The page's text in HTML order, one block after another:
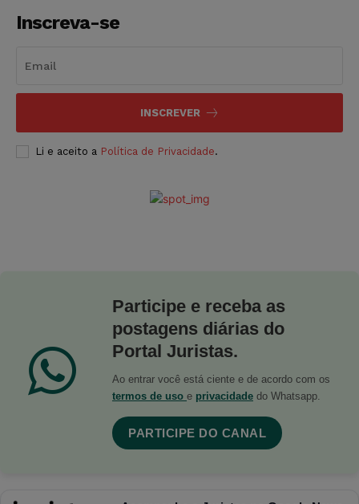
Inscreva-se
INSCREVER
Li e aceito a Política de Privacidade.
Participe e receba as
postagens diárias do
Portal Juristas.
Ao entrar você está ciente e de acordo com os
termos de uso e privacidade do Whatsapp.
PARTICIPE DO CANAL